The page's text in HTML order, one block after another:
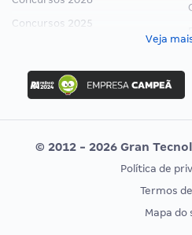
Concursos 2025
Concurso Ibama
Concurso MPU
Editais publicados
CONCURSOS POR PROFISSÃO
Veja
© 2012 - 2026 Gran
Política de
Termos
Mapa do